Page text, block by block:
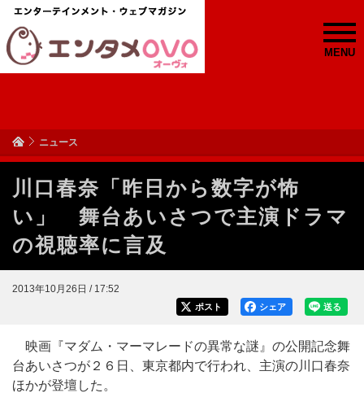
MENU
ニュース
川口春奈「昨日から数字が怖
い」 舞台あいさつで主演ドラマ
の視聴率に言及
2013年10月26日 / 17:52
送る
シェア
ポスト
映画『マダム・マーマレードの異常な謎』の公開記念舞
台あいさつが２６日、東京都内で行われ、主演の川口春奈
ほかが登壇した。